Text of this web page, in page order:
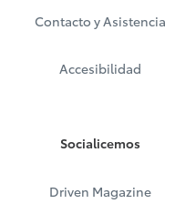
Contacto y Asistencia
Accesibilidad
Socialicemos
Driven Magazine